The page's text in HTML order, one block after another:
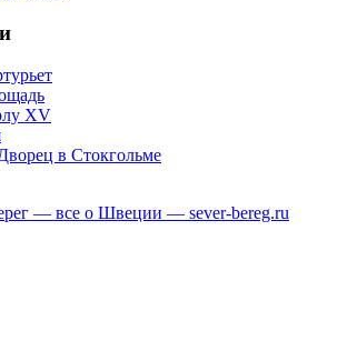
XV
в Стокгольме
— все о Швеции — sever-bereg.ru